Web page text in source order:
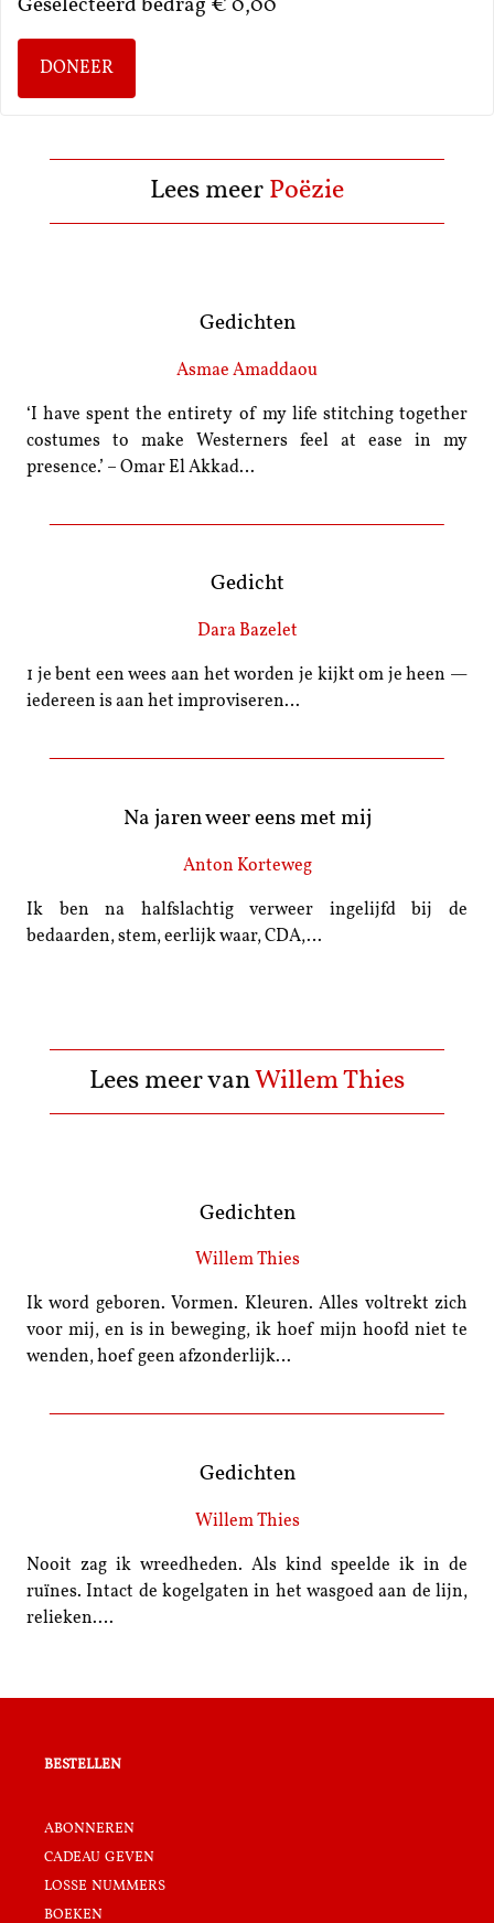
Geselecteerd bedrag € 0,00
DONEER
Lees meer Poëzie
Gedichten
Asmae Amaddaou
‘I have spent the entirety of my life stitching together
costumes to make Westerners feel at ease in my
presence.’ – Omar El Akkad…
Gedicht
Dara Bazelet
1 je bent een wees aan het worden je kijkt om je heen —
iedereen is aan het improviseren…
Na jaren weer eens met mij
Anton Korteweg
Ik ben na halfslachtig verweer ingelijfd bij de
bedaarden, stem, eerlijk waar, CDA,…
Lees meer van Willem Thies
Gedichten
Willem Thies
Ik word geboren. Vormen. Kleuren. Alles voltrekt zich
voor mij, en is in beweging, ik hoef mijn hoofd niet te
wenden, hoef geen afzonderlijk…
Gedichten
Willem Thies
Nooit zag ik wreedheden. Als kind speelde ik in de
ruïnes. Intact de kogelgaten in het wasgoed aan de lijn,
relieken.…
bestellen
abonneren
cadeau geven
losse nummers
boeken